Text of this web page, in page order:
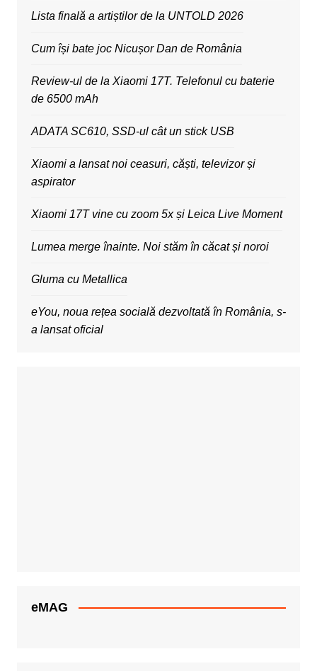
Lista finală a artiștilor de la UNTOLD 2026
Cum își bate joc Nicușor Dan de România
Review-ul de la Xiaomi 17T. Telefonul cu baterie
de 6500 mAh
ADATA SC610, SSD-ul cât un stick USB
Xiaomi a lansat noi ceasuri, căști, televizor și
aspirator
Xiaomi 17T vine cu zoom 5x și Leica Live Moment
Lumea merge înainte. Noi stăm în căcat și noroi
Gluma cu Metallica
eYou, noua rețea socială dezvoltată în România, s-
a lansat oficial
eMAG